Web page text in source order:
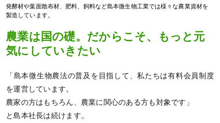
発酵材や葉面散布材、肥料、飼料など島本微生物工業では様々な農業資材を
製造しています。
農業は国の礎。だからこそ、もっと元
気にしていきたい
「島本微生物農法の普及を目指して、私たちは有料会員制度
を運営しています。
農家の方はもちろん、農業に関心のある方も対象です」
と島本社長は続けます。